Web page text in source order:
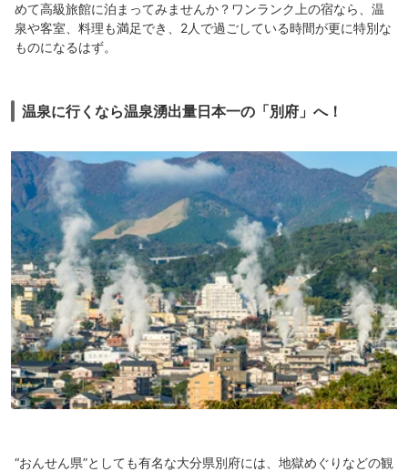
めて高級旅館に泊まってみませんか？ワンランク上の宿なら、温
泉や客室、料理も満足でき、2人で過ごしている時間が更に特別な
ものになるはず。
温泉に行くなら温泉湧出量日本一の「別府」へ！
“おんせん県”としても有名な大分県別府には、地獄めぐりなどの観